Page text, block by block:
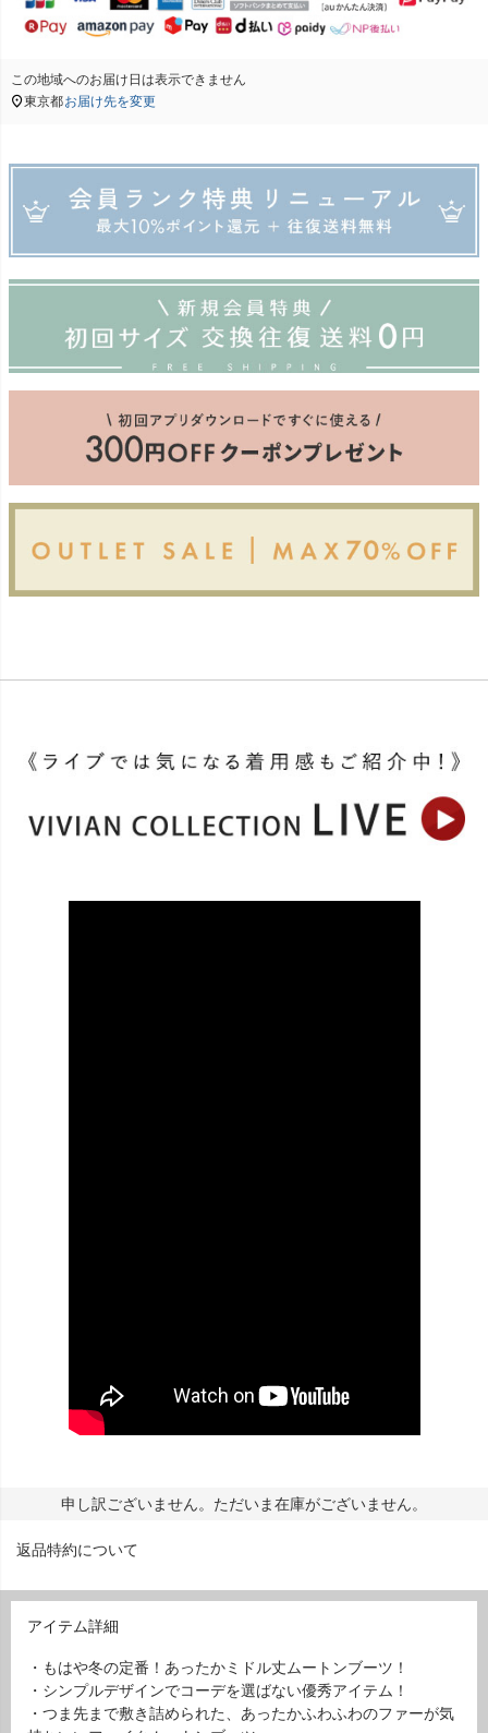
この地域へのお届け日は表示できません
東京都お届け先を変更
申し訳ございません。ただいま在庫がございません。
返品特約について
アイテム詳細
・もはや冬の定番！あったかミドル丈ムートンブーツ！
・シンプルデザインでコーデを選ばない優秀アイテム！
・つま先まで敷き詰められた、あったかふわふわのファーが気